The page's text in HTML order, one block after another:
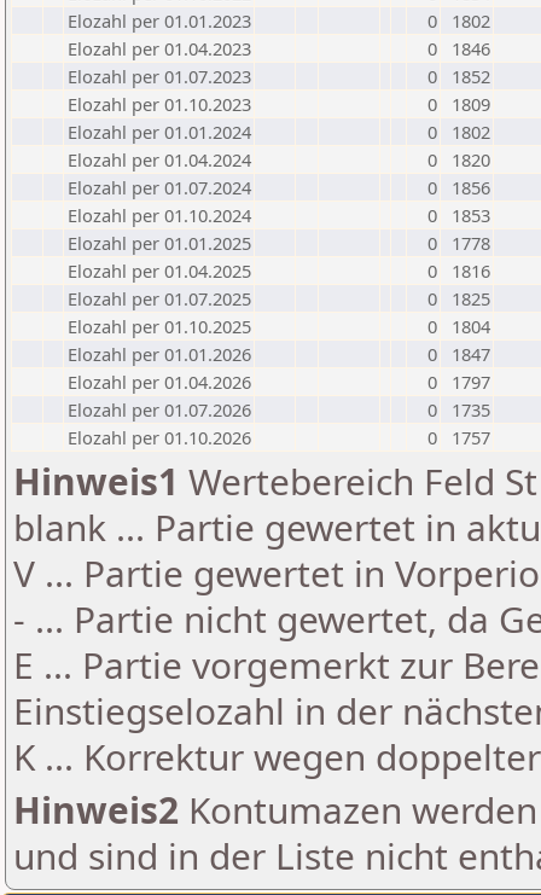
Elozahl per 01.01.2023
0
1802
Elozahl per 01.04.2023
0
1846
Elozahl per 01.07.2023
0
1852
Elozahl per 01.10.2023
0
1809
Elozahl per 01.01.2024
0
1802
Elozahl per 01.04.2024
0
1820
Elozahl per 01.07.2024
0
1856
Elozahl per 01.10.2024
0
1853
Elozahl per 01.01.2025
0
1778
Elozahl per 01.04.2025
0
1816
Elozahl per 01.07.2025
0
1825
Elozahl per 01.10.2025
0
1804
Elozahl per 01.01.2026
0
1847
Elozahl per 01.04.2026
0
1797
Elozahl per 01.07.2026
0
1735
Elozahl per 01.10.2026
0 1757
Hinweis1 Wertebereich Feld
blank ... Partie gewertet in
V ... Partie gewertet in
- ... Partie nicht gewertet, da
E ... Partie vorgemerkt zur
Einstiegselozahl in der
K ... Korrektur wegen
Hinweis2 Kontumazen
und sind in der Liste nicht